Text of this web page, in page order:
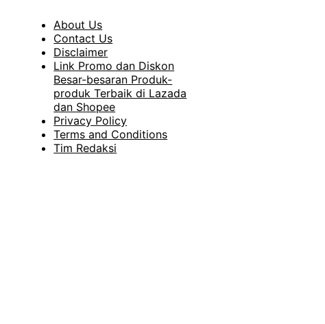
About Us
Contact Us
Disclaimer
Link Promo dan Diskon
Besar-besaran Produk-
produk Terbaik di Lazada
dan Shopee
Privacy Policy
Terms and Conditions
Tim Redaksi